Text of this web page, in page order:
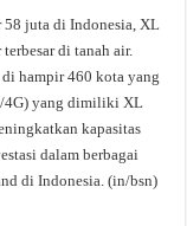
58 juta di Indonesia, XL
di tanah air.
hampir 460 kota yang
4G) yang dimiliki XL
kapasitas
dalam berbagai
di Indonesia. (in/bsn)